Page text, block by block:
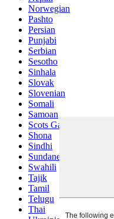
Norwegian
Pashto
Persian
Punjabi
Serbian
Sesotho
Sinhala
Slovak
Slovenian
Somali
Samoan
Scots Gaelic
Shona
Sindhi
Sundanese
Swahili
Tajik
Tamil
Telugu
Thai